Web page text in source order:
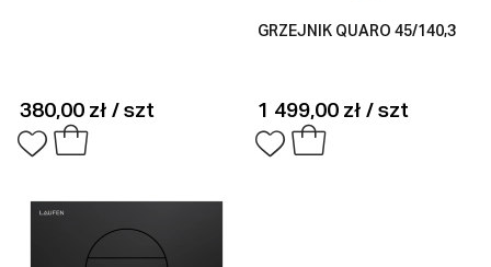
380,00 zł / szt
GRZEJNIK QUARO 45/140,3
1 499,00 zł / szt